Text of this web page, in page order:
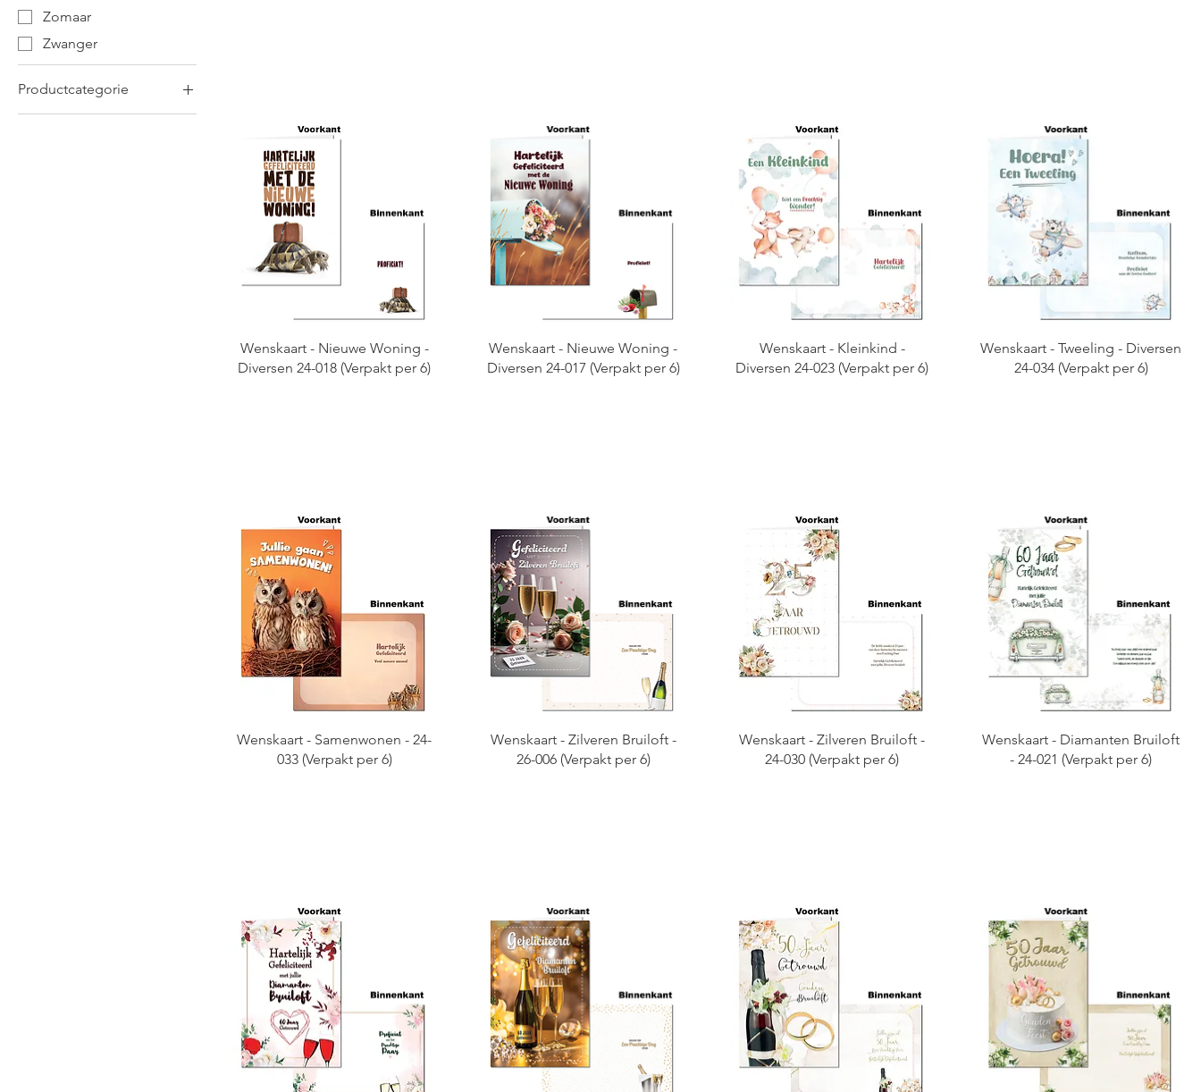
Zomaar
Zwanger
Productcategorie
Wenskaart - Nieuwe Woning -
Diversen 24-018 (Verpakt per 6)
Wenskaart - Nieuwe Woning -
Diversen 24-017 (Verpakt per 6)
Wenskaart - Kleinkind -
Diversen 24-023 (Verpakt per 6)
Wenskaart - Tweeling - Diversen
24-034 (Verpakt per 6)
Wenskaart - Samenwonen - 24-
033 (Verpakt per 6)
Wenskaart - Zilveren Bruiloft -
26-006 (Verpakt per 6)
Wenskaart - Zilveren Bruiloft -
24-030 (Verpakt per 6)
Wenskaart - Diamanten Bruiloft
- 24-021 (Verpakt per 6)